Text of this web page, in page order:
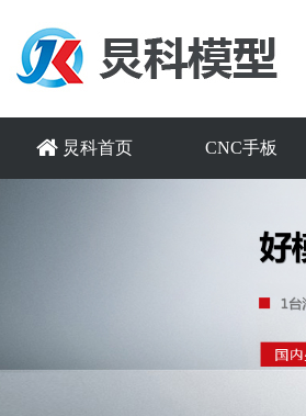
炅科首页 CNC手板